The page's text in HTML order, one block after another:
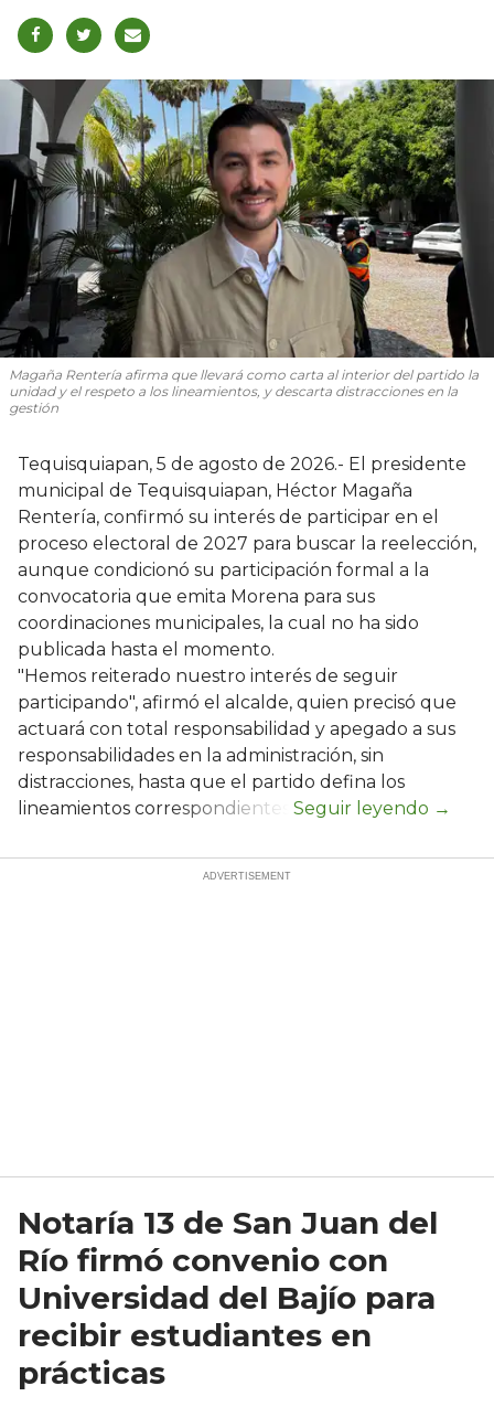
Magaña Rentería afirma que llevará como carta al interior del partido la
unidad y el respeto a los lineamientos, y descarta distracciones en la
gestión
Tequisquiapan, 5 de agosto de 2026.- El presidente
municipal de Tequisquiapan, Héctor Magaña
Rentería, confirmó su interés de participar en el
proceso electoral de 2027 para buscar la reelección,
aunque condicionó su participación formal a la
convocatoria que emita Morena para sus
coordinaciones municipales, la cual no ha sido
publicada hasta el momento.
"Hemos reiterado nuestro interés de seguir
participando", afirmó el alcalde, quien precisó que
actuará con total responsabilidad y apegado a sus
responsabilidades en la administración, sin
distracciones, hasta que el partido defina los
lineamientos correspondientes.
Notaría 13 de San Juan del
Río firmó convenio con
Universidad del Bajío para
recibir estudiantes en
prácticas